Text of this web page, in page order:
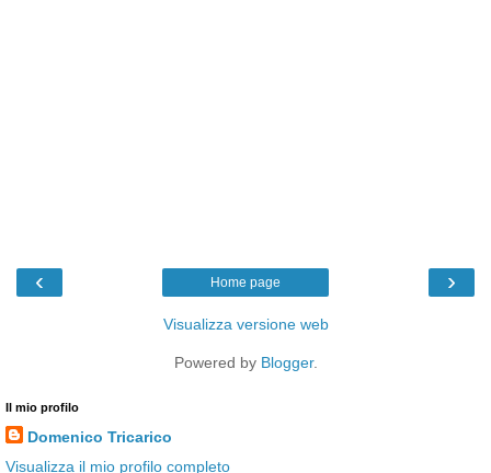
‹ ›
Home page
Visualizza versione web
Powered by Blogger.
Il mio profilo
Domenico Tricarico
Visualizza il mio profilo completo